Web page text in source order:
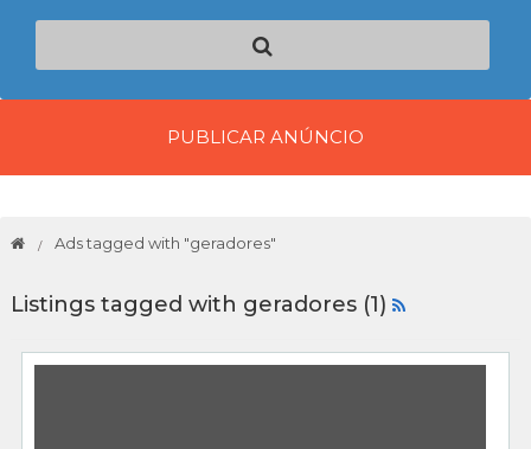
PUBLICAR ANÚNCIO
Ads tagged with "geradores"
Listings tagged with geradores (1)